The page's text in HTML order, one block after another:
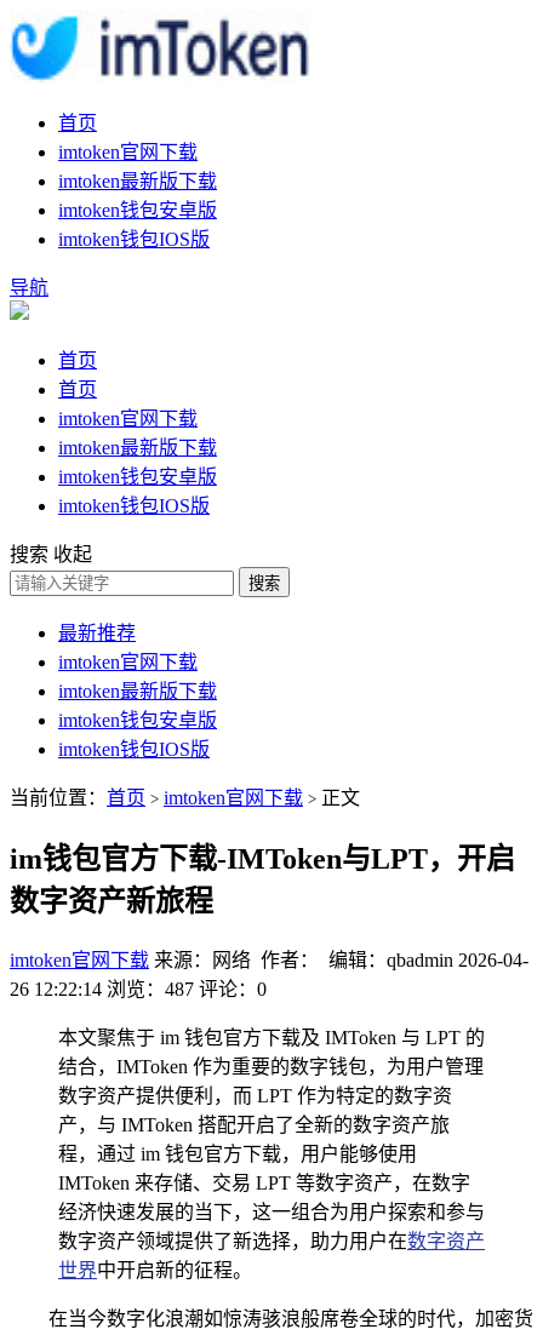
首页
imtoken官网下载
imtoken最新版下载
imtoken钱包安卓版
imtoken钱包IOS版
导航
首页
首页
imtoken官网下载
imtoken最新版下载
imtoken钱包安卓版
imtoken钱包IOS版
搜索 收起
搜索
最新推荐
imtoken官网下载
imtoken最新版下载
imtoken钱包安卓版
imtoken钱包IOS版
当前位置： 首页 > imtoken官网下载 > 正文
im钱包官方下载-IMToken与LPT，开启
数字资产新旅程
imtoken官网下载 来源：网络 作者： 编辑：qbadmin 2026-04-
26 12:22:14 浏览：487 评论：0
本文聚焦于 im 钱包官方下载及 IMToken 与 LPT 的
结合，IMToken 作为重要的数字钱包，为用户管理
数字资产提供便利，而 LPT 作为特定的数字资
产，与 IMToken 搭配开启了全新的数字资产旅
程，通过 im 钱包官方下载，用户能够使用
IMToken 来存储、交易 LPT 等数字资产，在数字
经济快速发展的当下，这一组合为用户探索和参与
数字资产领域提供了新选择，助力用户在数字资产
世界中开启新的征程。
在当今数字化浪潮如惊涛骇浪般席卷全球的时代，加密货